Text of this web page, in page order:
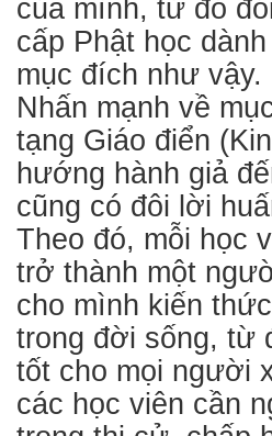
của mình, từ đó
cấp Phật học
mục đích như vậy.
Nhấn mạnh về
tạng Giáo điển
hướng hành giả
cũng có đôi lời
Theo đó, mỗi học
trở thành một
cho mình kiến
trong đời sống, từ
tốt cho mọi người
các học viên cần